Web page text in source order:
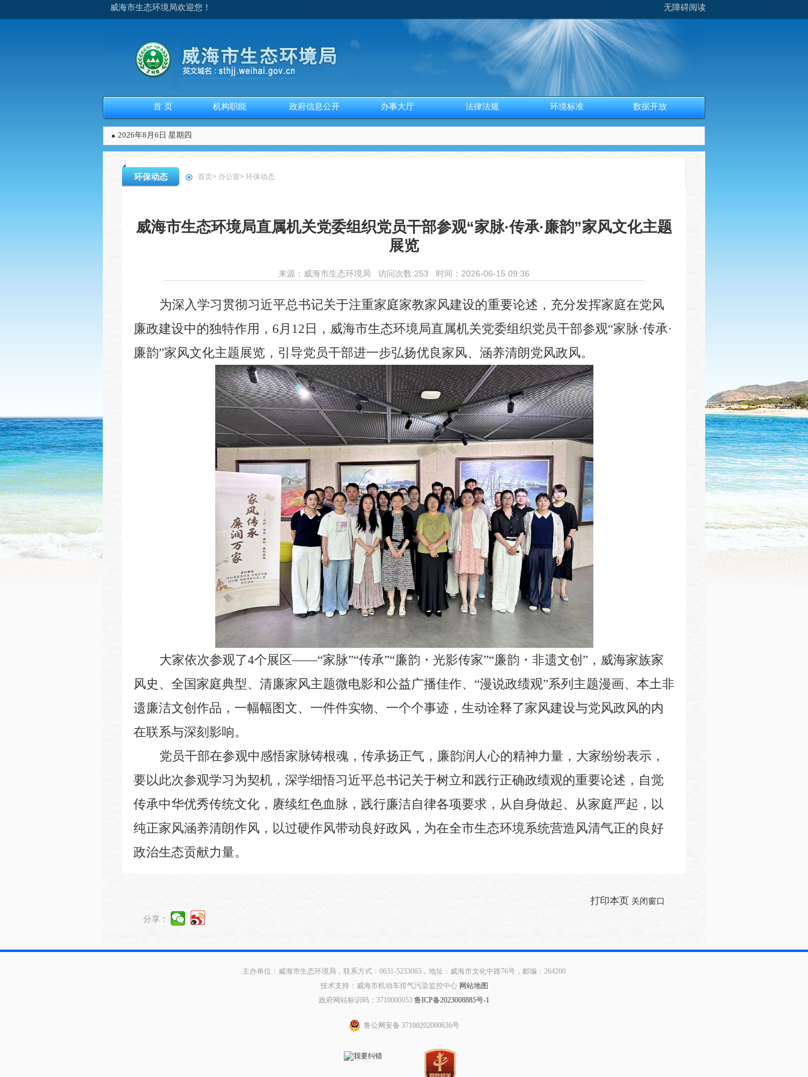
威海市生态环境局欢迎您！ 无障碍阅读
首 页 机构职能 政府信息公开 办事大厅 法律法规 环境标准 数据开放
2026年8月6日 星期四
环保动态 首页> 办公室> 环保动态
威海市生态环境局直属机关党委组织党员干部参观“家脉·传承·廉韵”家风文化主题
展览
来源： 威海市生态环境局 访问次数:253 时间：2026-06-15 09:36
为深入学习贯彻习近平总书记关于注重家庭家教家风建设的重要论述，充分发挥家庭在党风
廉政建设中的独特作用， 6月12日，威海市生态环境局直属机关党委组织党员干部参观“家脉·传承·
廉韵”家风文化主题展览，引导党员干部进一步弘扬优良家风、涵养清朗党风政风。
大家依次参观了4个展区——“家脉”“传承”“廉韵・光影传家”“廉韵・非遗文创”，威海家族家
风史、全国家庭典型、清廉家风主题微电影和公益广播佳作、“漫说政绩观”系列主题漫画、本土非
遗廉洁文创作品，一幅幅图文、一件件实物、一个个事迹，生动诠释了家风建设与党风政风的内
在联系与深刻影响。
党员干部在参观中感悟家脉铸根魂，传承扬正气，廉韵润人心的精神力量，大家纷纷表示，
要以此次参观学习为契机，深学细悟习近平总书记关于树立和践行正确政绩观的重要论述，自觉
传承中华优秀传统文化，赓续红色血脉，践行廉洁自律各项要求，从自身做起、从家庭严起，以
纯正家风涵养清朗作风，以过硬作风带动良好政风，为在全市生态环境系统营造风清气正的良好
政治生态贡献力量。
打印本页 关闭窗口
分享：
主办单位：威海市生态环境局，联系方式：0631-5233063，地址：威海市文化中路76号，邮编：264200
技术支持：威海市机动车排气污染监控中心 网站地图
政府网站标识码：3710000053 鲁ICP备2023008885号-1
鲁公网安备 37100202000636号